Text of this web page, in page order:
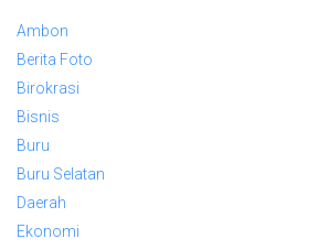
Ambon
Berita Foto
Birokrasi
Bisnis
Buru
Buru Selatan
Daerah
Ekonomi